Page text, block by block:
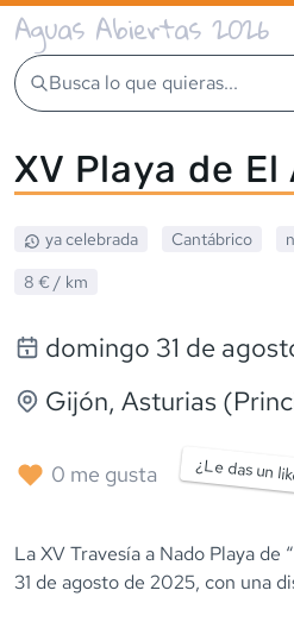
Aguas Abiertas 2026
Busca lo que quieras...
XV Playa de El
ya celebrada Cantábrico
8 € / km
domingo 31 de
Gijón, Asturias
0 me gusta ¿Le das un
La XV Travesía a Nado Playa de
31 de agosto de 2025, con una